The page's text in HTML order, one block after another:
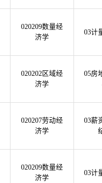
020209数量经
济学
03计
020202区域经
济学
05房
020207劳动经
济学
03薪
020209数量经
济学
03计